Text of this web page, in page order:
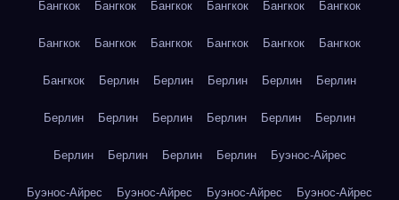
Бангкок Бангкок Бангкок Бангкок Бангкок Бангкок
Бангкок Бангкок Бангкок Бангкок Бангкок Бангкок
Бангкок Берлин Берлин Берлин Берлин Берлин
Берлин Берлин Берлин Берлин Берлин Берлин
Берлин Берлин Берлин Берлин Буэнос-Айрес
Буэнос-Айрес Буэнос-Айрес Буэнос-Айрес Буэнос-Айрес